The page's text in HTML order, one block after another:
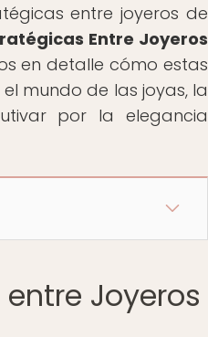
entre joyeros de
Entre Joyeros
en detalle cómo estas
mundo de las joyas, la
por la elegancia
Joyeros